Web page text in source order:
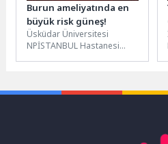
Burun ameliyatında en
büyük risk güneş!
Üsküdar Üniversitesi
NPİSTANBUL Hastanesi